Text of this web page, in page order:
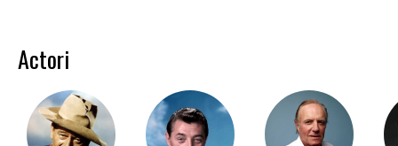
Actori